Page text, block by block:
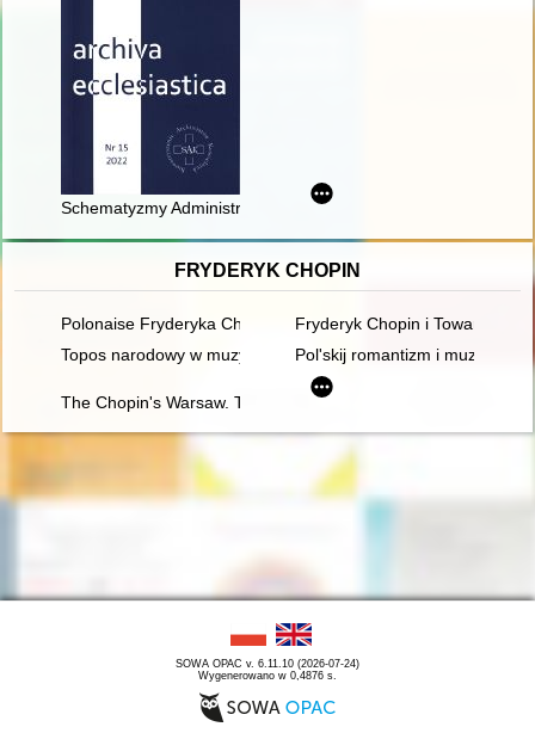
Schematyzmy Administracji Apostolskiej Kamieńskiej,
FRYDERYK CHOPIN
Polonaise Fryderyka Chopina. Zagadka inicjalnej figury
Fryderyk Chopin i
Topos narodowy w muzyce polskiej pierwszej połowy XIX
Pol'skij romantizm i
The Chopin's Warsaw. The Chopin's addresses in Warsaw
SOWA OPAC v. 6.11.10 (2026-07-24)
Wygenerowano w 0,4876 s.